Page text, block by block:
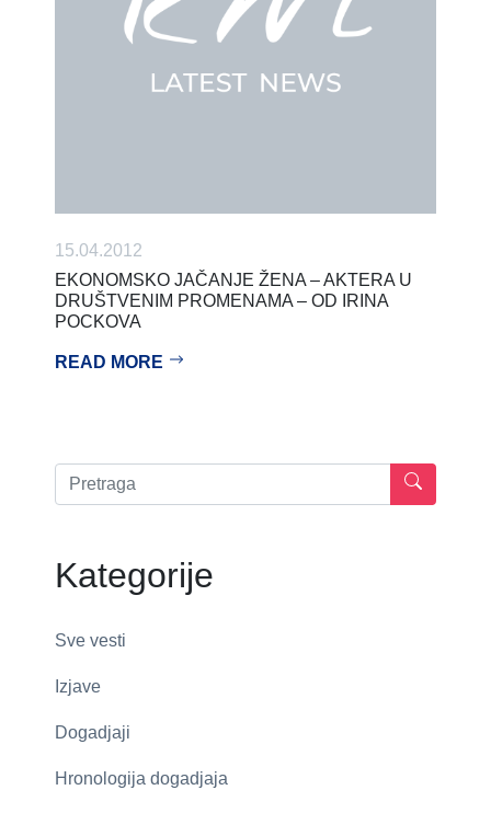
15.04.2012
EKONOMSKO JAČANJE ŽENA – AKTERA U
DRUŠTVENIM PROMENAMA – OD IRINA
POCKOVA
READ MORE
Kategorije
Sve vesti
Izjave
Dogadjaji
Hronologija dogadjaja